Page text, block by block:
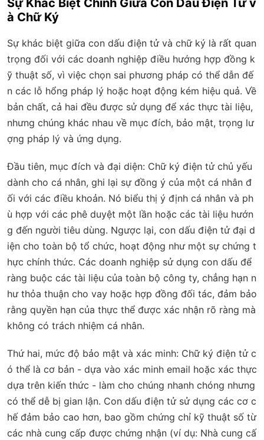
Sự Khác Biệt Chính Giữa Con Dấu Điện Tử v
à Chữ Ký
Sự khác biệt giữa con dấu điện tử và chữ ký là rất quan
trọng đối với các doanh nghiệp điều hướng hợp đồng k
ỹ thuật số, vì việc chọn sai phương pháp có thể dẫn đế
n các lỗ hổng pháp lý hoặc hoạt động kém hiệu quả. Về
bản chất, cả hai đều được sử dụng để xác thực tài liệu,
nhưng chúng khác nhau về mục đích, bảo mật, trọng lư
ợng pháp lý và ứng dụng.
Đầu tiên, mục đích và đại diện: Chữ ký điện tử chủ yếu
dành cho cá nhân, ghi lại sự đồng ý của một cá nhân đ
ối với các điều khoản. Nó biểu thị ý định cá nhân và ph
ù hợp với các phê duyệt một lần hoặc các tài liệu hướn
g đến người tiêu dùng. Ngược lại, con dấu điện tử đại d
iện cho toàn bộ tổ chức, hoạt động như một sự chứng t
hực chính thức. Các doanh nghiệp sử dụng con dấu để
ràng buộc các tài liệu của toàn bộ công ty, chẳng hạn n
hư thỏa thuận cho vay hoặc hợp đồng đối tác, đảm bảo
rằng quyền hạn của thực thể được xác nhận rõ ràng mà
không có trách nhiệm cá nhân.
Thứ hai, mức độ bảo mật và xác minh: Chữ ký điện tử c
ó thể là cơ bản - dựa vào xác minh email hoặc xác thực
dựa trên kiến thức - làm cho chúng nhanh chóng nhưng
có thể dễ bị gian lận. Con dấu điện tử sử dụng các cơ c
hế đảm bảo cao hơn, bao gồm chứng chỉ kỹ thuật số từ
các nhà cung cấp được chứng nhận (ví dụ: Nhà cung cấ